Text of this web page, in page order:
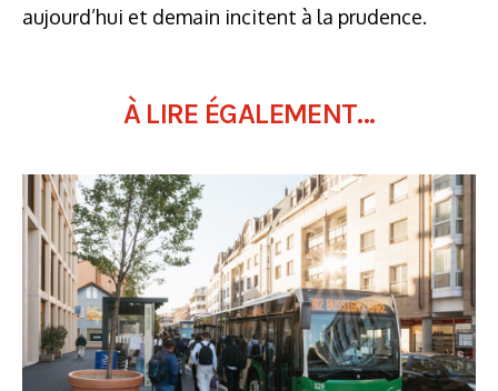
aujourd’hui et demain incitent à la prudence.
À LIRE ÉGALEMENT...